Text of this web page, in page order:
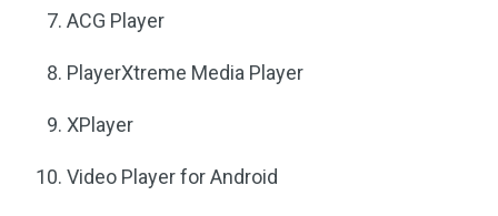
ACG Player
PlayerXtreme Media Player
XPlayer
Video Player for Android